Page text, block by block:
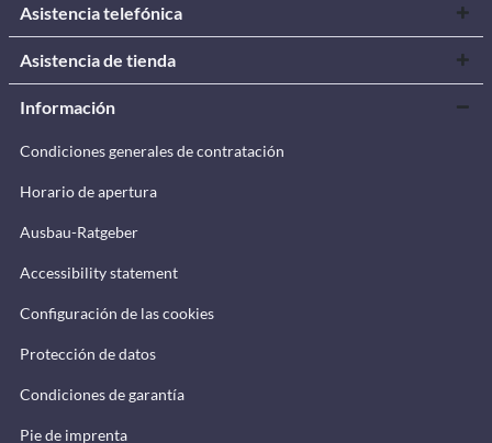
Asistencia telefónica
Asistencia de tienda
Información
Condiciones generales de contratación
Horario de apertura
Ausbau-Ratgeber
Accessibility statement
Configuración de las cookies
Protección de datos
Condiciones de garantía
Pie de imprenta